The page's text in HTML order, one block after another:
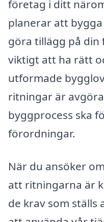
företag i ditt
planerar att
göra tillägg på din
viktigt att ha rätt
utformade
ritningar är
byggprocess ska
förordningar.
När du ansöker
att ritningarna är
de krav som ställs